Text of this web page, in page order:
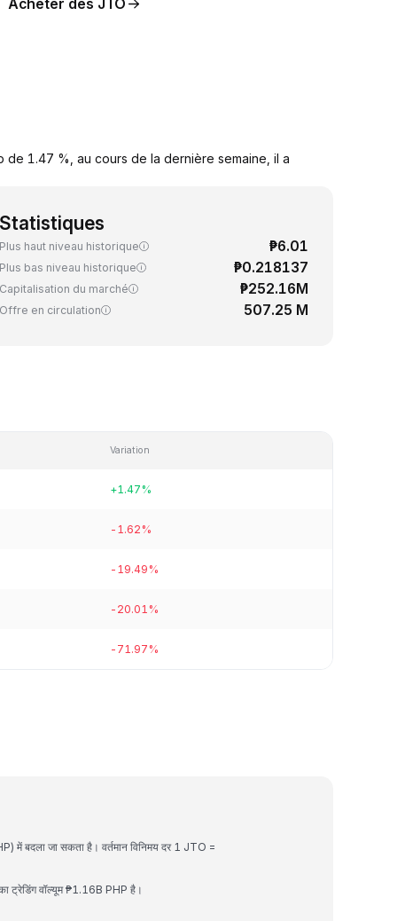
Acheter des JTO
1.47 %, au cours de la dernière semaine, il a
Statistiques
Plus haut niveau historique ₱6.01
Plus bas niveau historique ₱0.218137
Capitalisation du marché ₱252.16M
Offre en circulation 507.25 M
Variation
+1.47%
-1.62%
-19.49%
-20.01%
-71.97%
बदला जा सकता है। वर्तमान विनिमय दर 1 JTO =
ट्रेडिंग वॉल्यूम ₱1.16B PHP है।